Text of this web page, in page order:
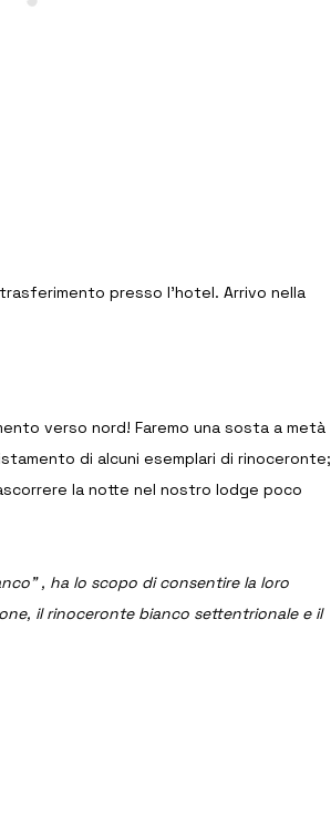
presso l'hotel. Arrivo nella
verso nord! Faremo una sosta a metà
di alcuni esemplari di rinoceronte;
la notte nel nostro lodge poco
, ha lo scopo di consentire la loro
il rinoceronte bianco settentrionale e il